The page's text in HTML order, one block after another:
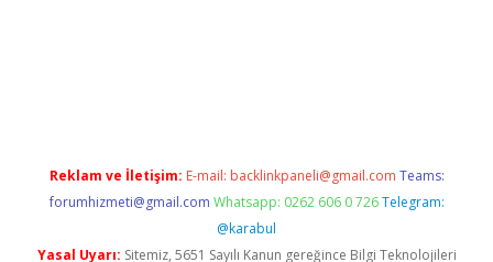
Reklam ve İletişim: E-mail: backlinkpaneli@gmail.com Teams:
forumhizmeti@gmail.com Whatsapp: 0262 606 0 726 Telegram:
@karabul
Yasal Uyarı: Sitemiz, 5651 Sayılı Kanun gereğince Bilgi Teknolojileri